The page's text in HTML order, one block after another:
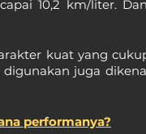
10,2 km/liter.
kuat yang
digunakan juga
performanya?